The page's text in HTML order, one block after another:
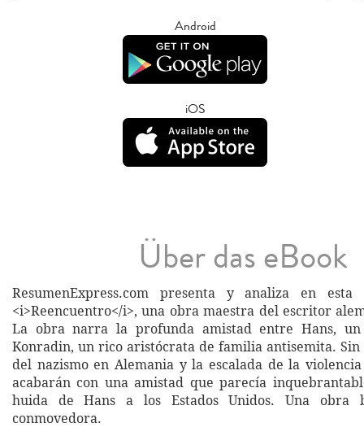
Android
iOS
Über das eBook
ResumenExpress.com presenta y analiza en
<i>Reencuentro</i>, una obra maestra del escritor
La obra narra la profunda amistad entre Hans,
Konradin, un rico aristócrata de familia antisemita. Sin
del nazismo en Alemania y la escalada de la
acabarán con una amistad que parecía
huida de Hans a los Estados Unidos. Una obra
conmovedora.